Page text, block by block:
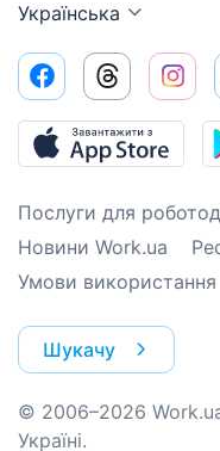
Українська
Послуги для
Новини Work.ua
Умови використання
Шукачу
© 2006–2026
Україні.